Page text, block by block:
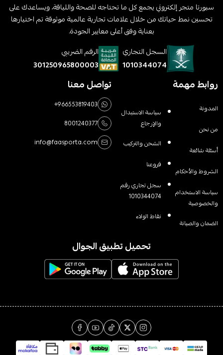
سبورتا متجر إلكتروني يجمع كل ما تحتاجه للصحة واللياقة، ويساعدك على
تحسين نمط حياتك من خلال علامات تجارية عالمية موثوقة تم اختيارها
بعناية وفق أعلى معايير الجودة.
السجل التجاري
1010344074
الرقم الضريبي
301250965800003
روابط مهمة
المدونة
من نحن
أسئلة شائعة
الشروط والأحكام
سياسة الاستخدام
والخصوصية
الضمان والصيانة
سياسة الاستبدال
والإرجاع
الشحن والتركيب
فروعنا
سجل تجاري رقم
1010344074
نقاط الولاء
تواصل معنا
+966553819403
8001240377
info@faasporta.com
تحميل تطبيق الجوال